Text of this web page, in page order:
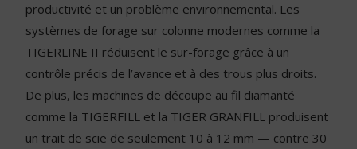
productivité et un problème environnemental. Les
systèmes de forage sur colonne modernes comme la
TIGERLINE II réduisent le sur-forage grâce à un
contrôle précis de l’avance et à des trous plus droits.
De plus, les machines de découpe au fil diamanté
comme la TIGERFILL et la TIGER GRANFILL produisent
un trait de scie de seulement 10 à 12 mm — contre 30